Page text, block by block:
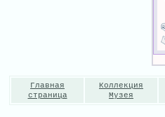
Главная
страница
Коллекция
Музея